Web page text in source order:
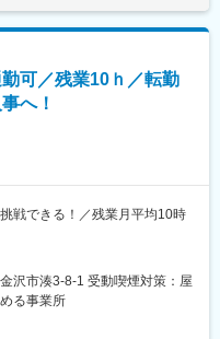
長期に、成果を正当に評価す
ス使用）
主任クラス＋若手の配置が基
ております。
処理工に取り組まれ国土交通
ICTを活用され農林水産省大臣
に土木施工管理では工事予算
表記です。
可／残業10ｈ／転勤
へ！
戦できる！／残業月平均10時
業務を中心に、工事書類の作
務をお任せします。管理部門
運営を支えるポジションで
沢市湊3-8-1 受動喫煙対策：屋
る事業所